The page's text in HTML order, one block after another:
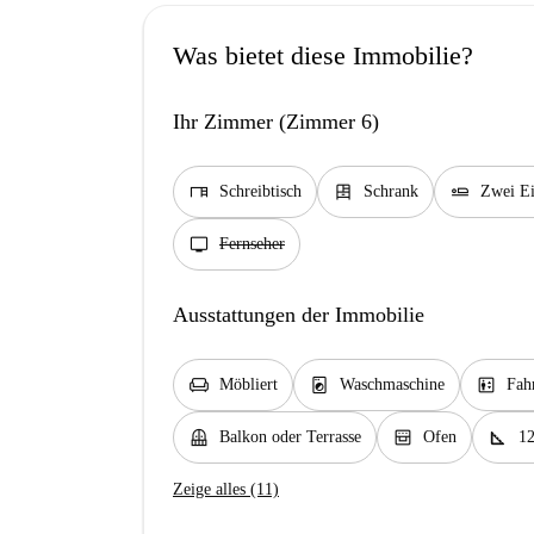
Was bietet diese Immobilie?
Ihr Zimmer (Zimmer 6)
desk Schreibtisch dresser Schrank airline_seat_flat Zwei
tv Fernseher
Ausstattungen der Immobilie
chair Möbliert local_laundry_service Waschmaschine elevator
balcony Balkon oder Terrasse oven_gen Ofen square_foot
Zeige alles (11)